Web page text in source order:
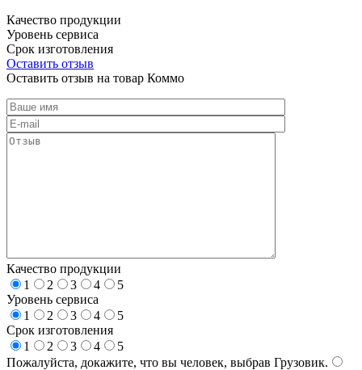
Качество продукции
Уровень сервиса
Срок изготовления
Оставить отзыв
Оставить отзыв на товар Коммо
Качество продукции
1
2 3 4
5
Уровень сервиса
1
2 3 4
5
Срок изготовления
1
2 3 4
5
Пожалуйста, докажите, что вы человек, выбрав Грузовик.